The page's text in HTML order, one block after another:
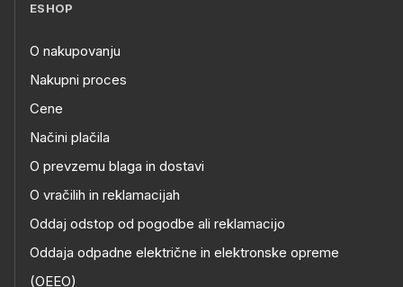
ESHOP
O nakupovanju
Nakupni proces
Cene
Načini plačila
O prevzemu blaga in dostavi
O vračilih in reklamacijah
Oddaj odstop od pogodbe ali reklamacijo
Oddaja odpadne električne in elektronske opreme
(OEEO)